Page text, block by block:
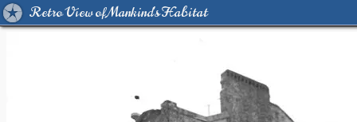
Retro View of Mankind's Habitat